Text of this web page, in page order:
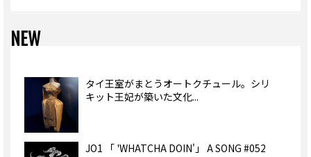
NEW
タイ王室がまとうオートクチュール。シリ
キット王妃が築いた文化...
JO1 「 'WHATCHA DOIN'」 A SONG #052